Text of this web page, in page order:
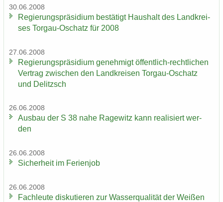
30.06.2008
Re­gie­rungs­prä­si­di­um be­stä­tigt Haus­halt des Land­krei­
ses Torgau-​Oschatz für 2008
27.06.2008
Re­gie­rungs­prä­si­di­um ge­neh­migt öffentlich-​rechtlichen
Ver­trag zwi­schen den Land­krei­sen Torgau-​Oschatz
und De­litzsch
26.06.2008
Aus­bau der S 38 nahe Ra­ge­witz kann rea­li­siert wer­
den
26.06.2008
Si­cher­heit im Fe­ri­en­job
26.06.2008
Fach­leu­te dis­ku­tie­ren zur Was­ser­qua­li­tät der Wei­ßen